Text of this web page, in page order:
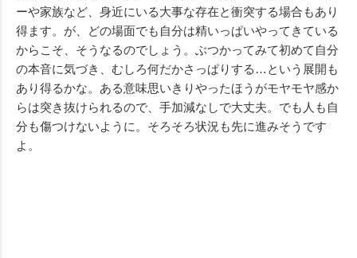
ーや家族など、身近にいる大事な存在と衝突する場合もあり
得ます。が、どの場面でも自分は精いっぱいやってきている
からこそ、そうなるのでしょう。ぶつかってみて初めて自分
の本音に気づき、むしろ何だかさっぱりする…という展開も
あり得るかな。ある意味思いきりやったほうがモヤモヤ感か
らは突き抜けられるので、手加減なしで大丈夫。でも人も自
分も傷つけないように。そろそろ状況も先に進みそうです
よ。